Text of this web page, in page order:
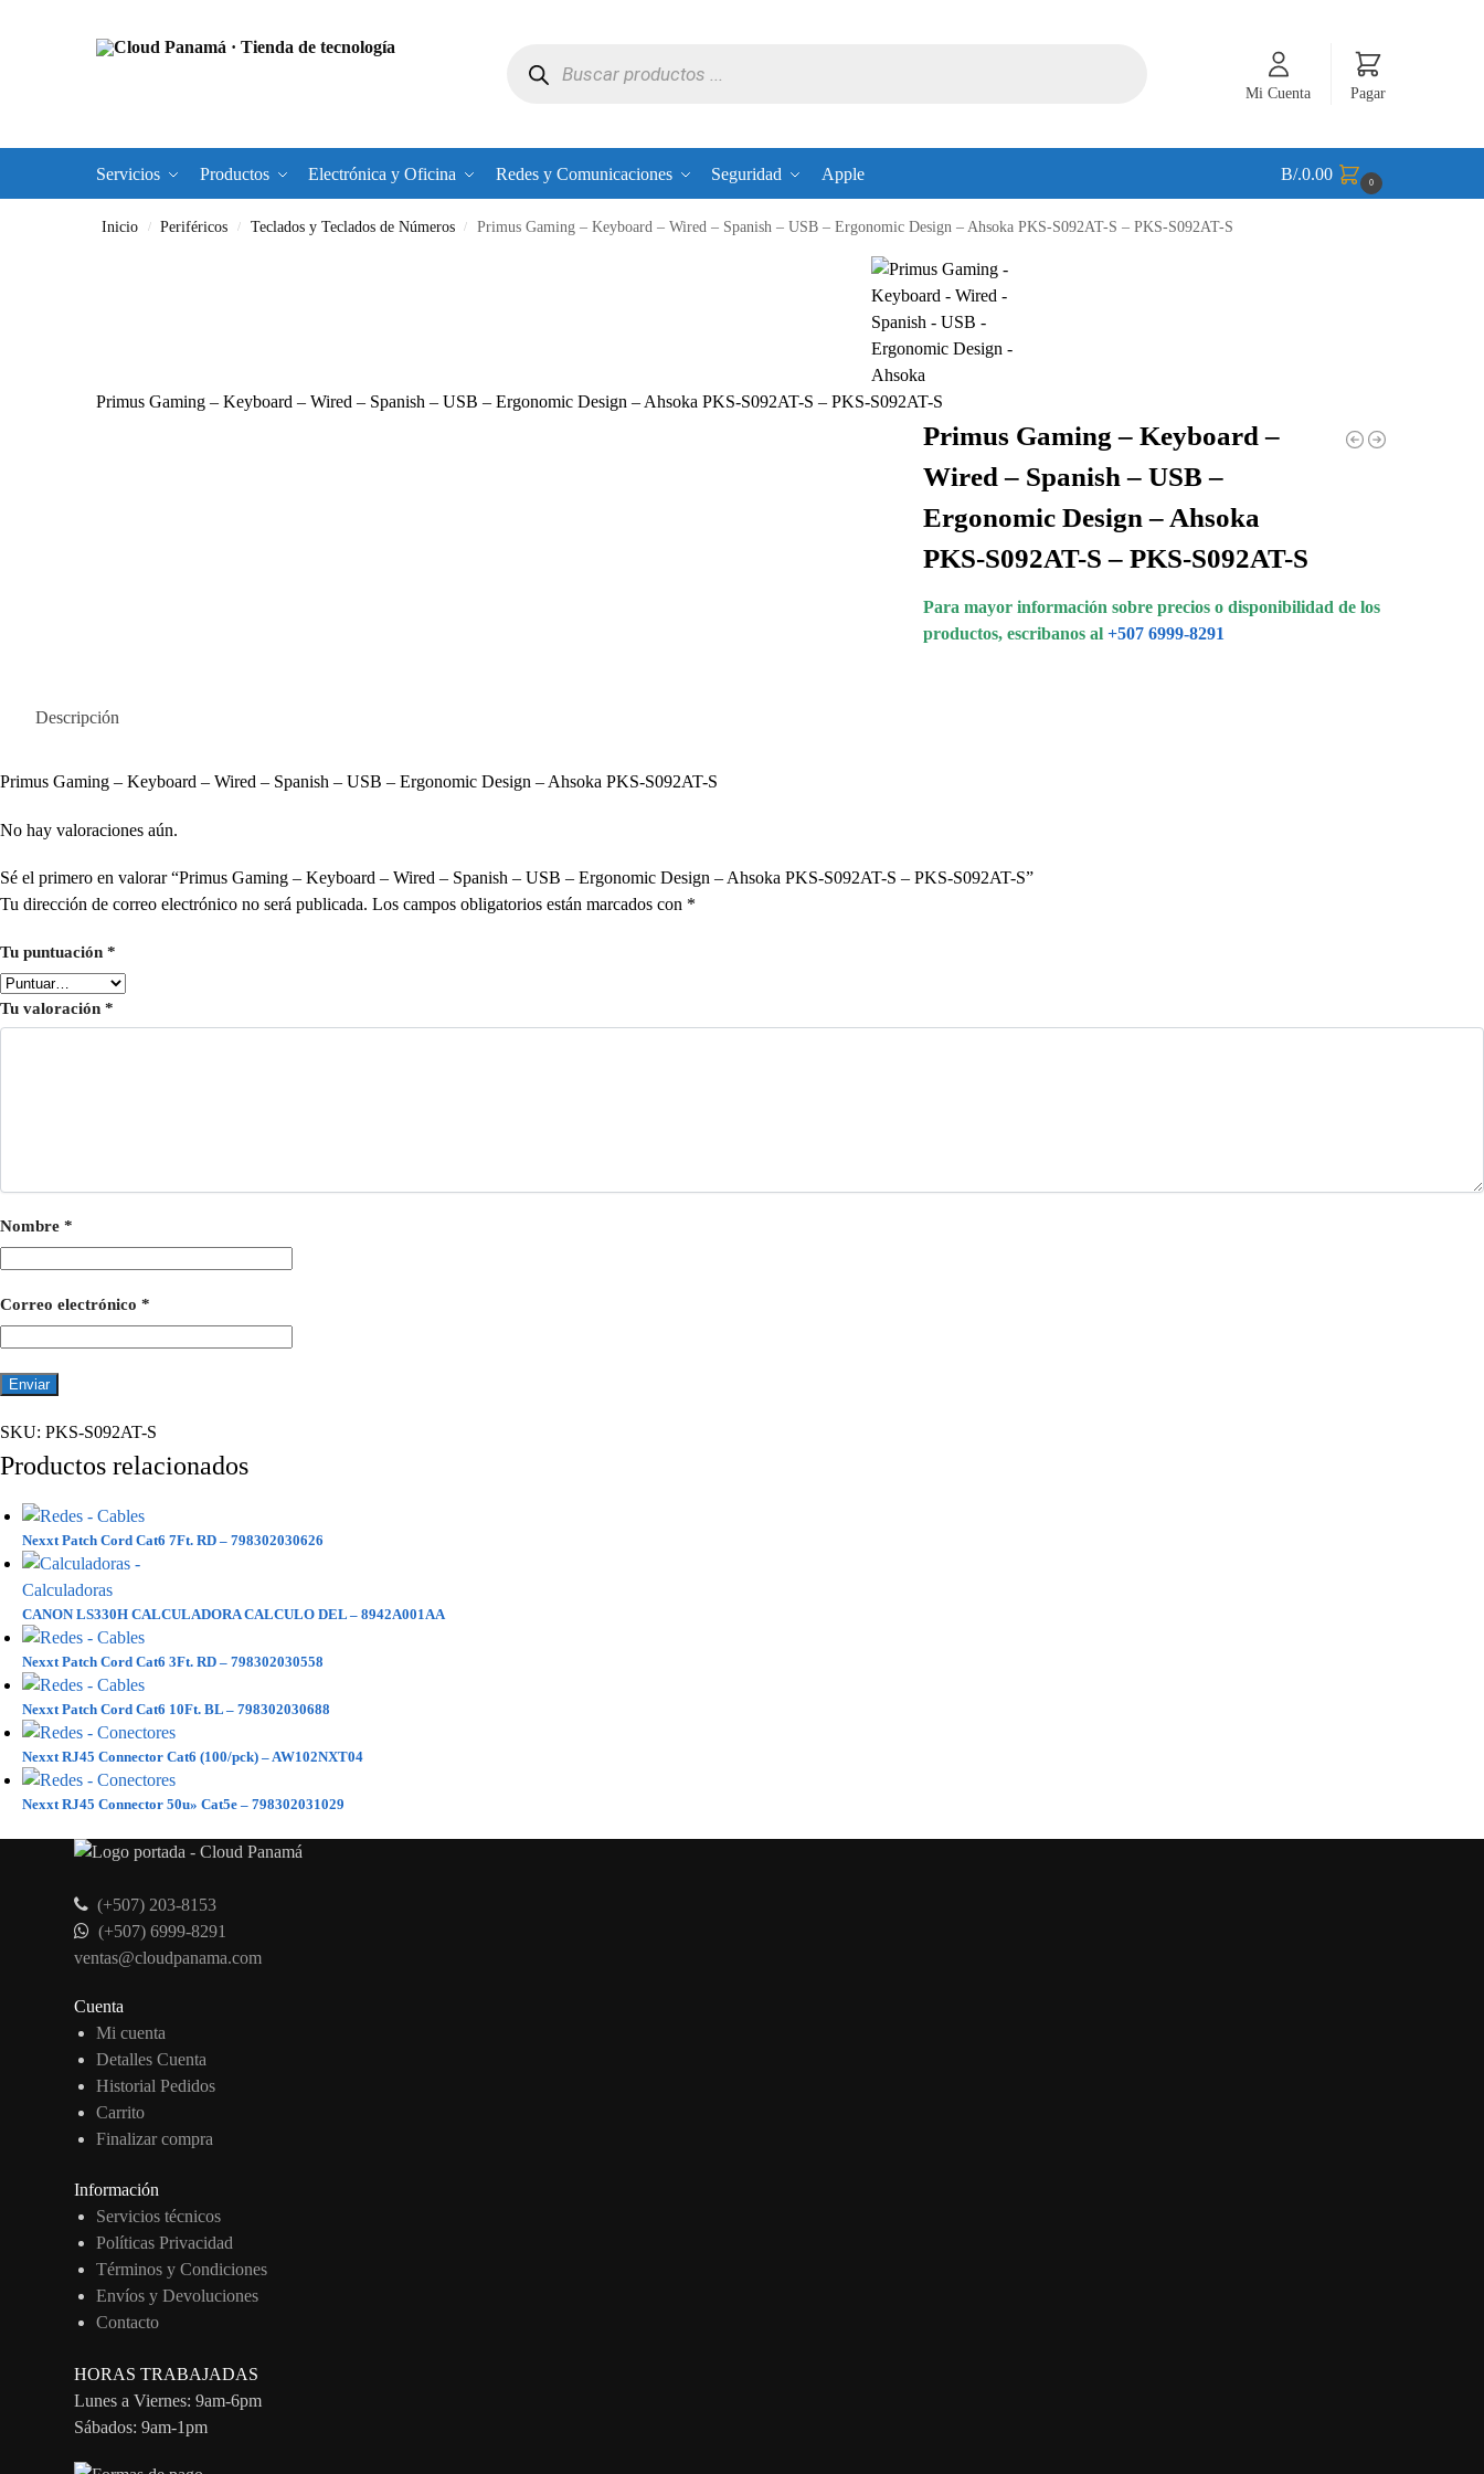
Mi Cuenta Pagar
Servicios Productos Electrónica y Oficina Redes y Comunicaciones Seguridad Apple B/.0.00 0
Inicio / Periféricos / Teclados y Teclados de Números / Primus Gaming – Keyboard – Wired – Spanish – USB – Ergonomic Design – Ahsoka PKS-S092AT-S – PKS-S092AT-S
Primus Gaming – Keyboard – Wired – Spanish – USB – Ergonomic Design – Ahsoka PKS-S092AT-S – PKS-S092AT-S
Primus Gaming – Keyboard –
Wired – Spanish – USB –
Ergonomic Design – Ahsoka
PKS-S092AT-S – PKS-S092AT-S
Para mayor información sobre precios o disponibilidad de los
productos, escribanos al +507 6999-8291
Descripción
Primus Gaming – Keyboard – Wired – Spanish – USB – Ergonomic Design – Ahsoka PKS-S092AT-S
No hay valoraciones aún.
Sé el primero en valorar “Primus Gaming – Keyboard – Wired – Spanish – USB – Ergonomic Design – Ahsoka PKS-S092AT-S – PKS-S092AT-S”
Tu dirección de correo electrónico no será publicada. Los campos obligatorios están marcados con *
Tu puntuación *
Tu valoración *
Nombre *
Correo electrónico *
SKU: PKS-S092AT-S
Productos relacionados
Nexxt Patch Cord Cat6 7Ft. RD – 798302030626
CANON LS330H CALCULADORA CALCULO DEL – 8942A001AA
Nexxt Patch Cord Cat6 3Ft. RD – 798302030558
Nexxt Patch Cord Cat6 10Ft. BL – 798302030688
Nexxt RJ45 Connector Cat6 (100/pck) – AW102NXT04
Nexxt RJ45 Connector 50u» Cat5e – 798302031029
(+507) 203-8153
(+507) 6999-8291
ventas@cloudpanama.com
Cuenta
Mi cuenta
Detalles Cuenta
Historial Pedidos
Carrito
Finalizar compra
Información
Servicios técnicos
Políticas Privacidad
Términos y Condiciones
Envíos y Devoluciones
Contacto
HORAS TRABAJADAS
Lunes a Viernes: 9am-6pm
Sábados: 9am-1pm